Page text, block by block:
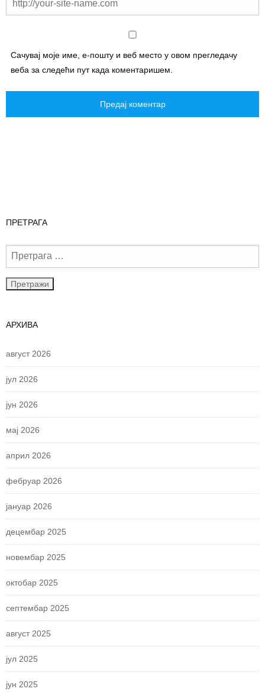
Сачувај моје име, е-пошту и веб место у овом прегледачу
веба за следећи пут када коментаришем.
ПРЕТРАГА
АРХИВА
август 2026
јул 2026
јун 2026
мај 2026
април 2026
фебруар 2026
јануар 2026
децембар 2025
новембар 2025
октобар 2025
септембар 2025
август 2025
јул 2025
јун 2025